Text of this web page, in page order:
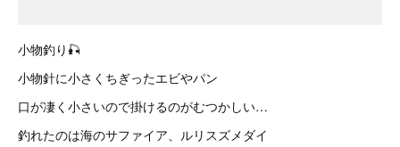
小物釣り🎣
小物針に小さくちぎったエビやパン
口が凄く小さいので掛けるのがむつかしい…
釣れたのは海のサファイア、ルリスズメダイ